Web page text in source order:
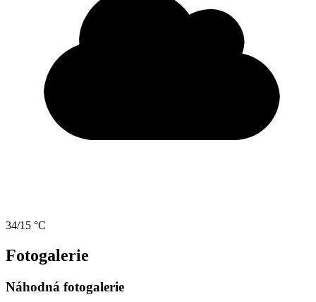
34/15 °C
Fotogalerie
Náhodná fotogalerie